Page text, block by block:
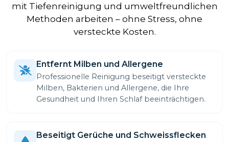
mit Tiefenreinigung und umweltfreundlichen
Methoden arbeiten – ohne Stress, ohne
versteckte Kosten.
Entfernt Milben und Allergene
Professionelle Reinigung beseitigt versteckte
Milben, Bakterien und Allergene, die Ihre
Gesundheit und Ihren Schlaf beeinträchtigen.
Beseitigt Gerüche und Schweissflecken